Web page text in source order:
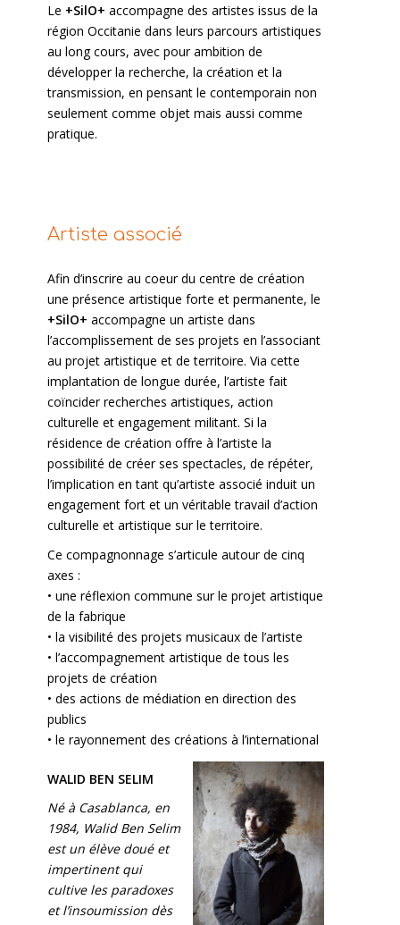
Le +SilO+ accompagne des artistes issus de la
région Occitanie dans leurs parcours artistiques
au long cours, avec pour ambition de
développer la recherche, la création et la
transmission, en pensant le contemporain non
seulement comme objet mais aussi comme
pratique.
Artiste associé
Afin d’inscrire au coeur du centre de création
une présence artistique forte et permanente, le
+SilO+ accompagne un artiste dans
l’accomplissement de ses projets en l’associant
au projet artistique et de territoire. Via cette
implantation de longue durée, l’artiste fait
coïncider recherches artistiques, action
culturelle et engagement militant. Si la
résidence de création offre à l’artiste la
possibilité de créer ses spectacles, de répéter,
l’implication en tant qu’artiste associé induit un
engagement fort et un véritable travail d’action
culturelle et artistique sur le territoire.
Ce compagnonnage s’articule autour de cinq
axes :
• une réflexion commune sur le projet artistique
de la fabrique
• la visibilité des projets musicaux de l’artiste
• l’accompagnement artistique de tous les
projets de création
• des actions de médiation en direction des
publics
• le rayonnement des créations à l’international
WALID BEN SELIM
Né à Casablanca, en
1984, Walid Ben Selim
est un élève doué et
impertinent qui
cultive les paradoxes
et l’insoumission dès